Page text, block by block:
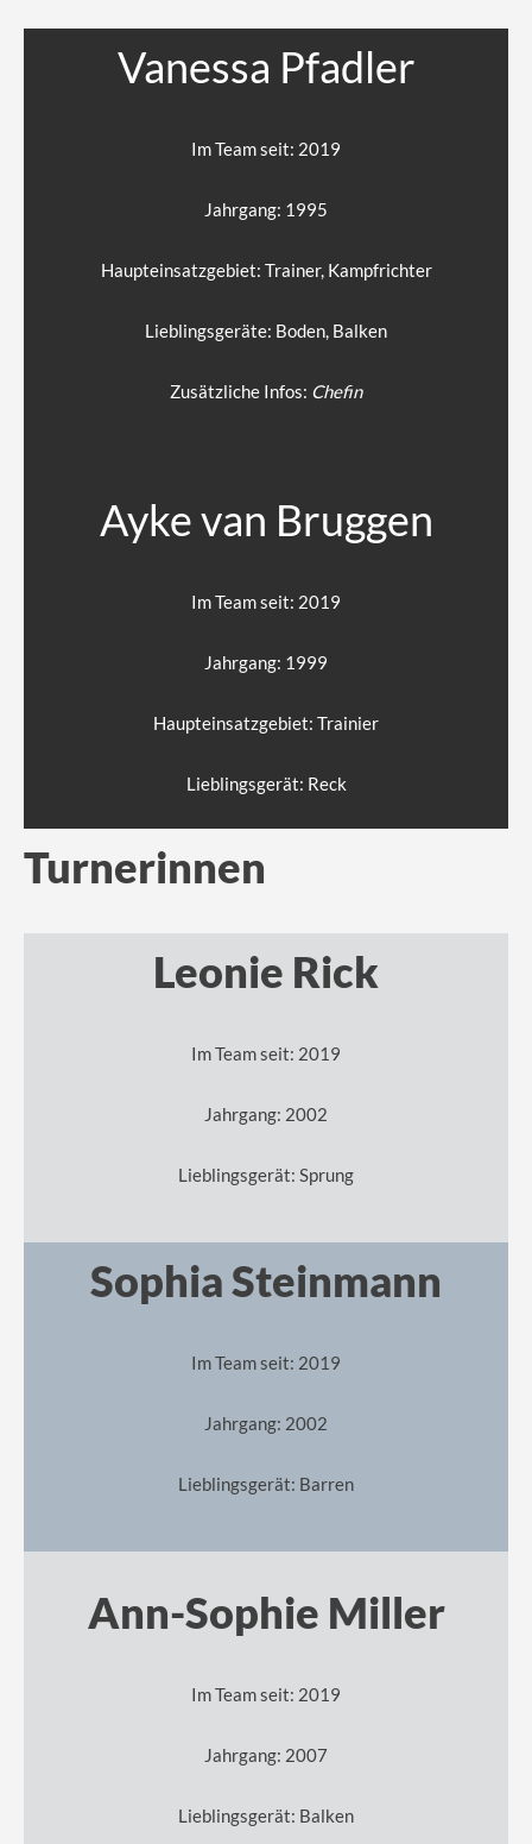
Vanessa Pfadler
Im Team seit: 2019
Jahrgang: 1995
Haupteinsatzgebiet: Trainer, Kampfrichter
Lieblingsgeräte: Boden, Balken
Zusätzliche Infos: Chefin
Ayke van Bruggen
Im Team seit: 2019
Jahrgang: 1999
Haupteinsatzgebiet: Trainier
Lieblingsgerät: Reck
Turnerinnen
Leonie Rick
Im Team seit: 2019
Jahrgang: 2002
Lieblingsgerät: Sprung
Sophia Steinmann
Im Team seit: 2019
Jahrgang: 2002
Lieblingsgerät: Barren
Ann-Sophie Miller
Im Team seit: 2019
Jahrgang: 2007
Lieblingsgerät: Balken